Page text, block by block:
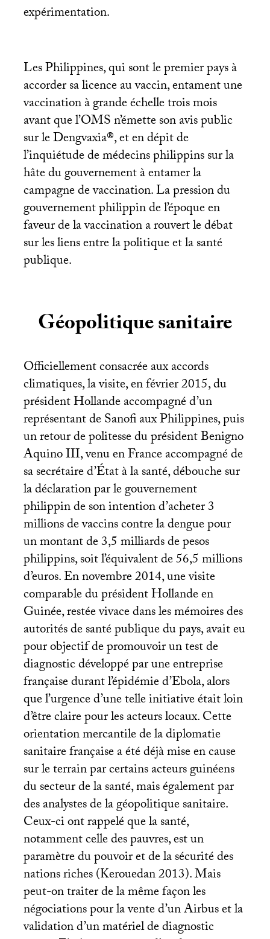
expérimentation.
Les Philippines, qui sont le premier pays à
accorder sa licence au vaccin, entament une
vaccination à grande échelle trois mois
avant que l’OMSn’émette son avis public
sur le Dengvaxia®, et en dépit de
l’inquiétude de médecins philippins sur la
hâte du gouvernement à entamer la
campagne de vaccination. La pression du
gouvernement philippin de l’époque en
faveur de la vaccination a rouvert le débat
sur les liens entre la politique et la santé
publique.
Géopolitique sanitaire
Officiellement consacrée aux accords
climatiques, la visite, en février 2015, du
président Hollande accompagné d’un
représentant de Sanofi aux Philippines, puis
un retour de politesse du président Benigno
AquinoIII, venu en France accompagné de
sa secrétaire d’État à la santé, débouche sur
la déclaration par le gouvernement
philippin de son intention d’acheter 3
millions de vaccins contre la dengue pour
un montant de 3,5 milliards de pesos
philippins, soit l’équivalent de 56,5 millions
d’euros. En novembre 2014, une visite
comparable du président Hollande en
Guinée, restée vivace dans les mémoires des
autorités de santé publique du pays, avait eu
pour objectif de promouvoir un test de
diagnostic développé par une entreprise
française durant l’épidémie d’Ebola, alors
que l’urgence d’une telle initiative était loin
d’être claire pour les acteurs locaux. Cette
orientation mercantile de la diplomatie
sanitaire française a été déjà mise en cause
sur le terrain par certains acteurs guinéens
du secteur de la santé, mais également par
des analystes de la géopolitique sanitaire.
Ceux-ci ont rappelé que la santé,
notamment celle des pauvres, est un
paramètre du pouvoir et de la sécurité des
nations riches (Kerouedan 2013). Mais
peut-on traiter de la même façon les
négociations pour la vente d’un Airbus et la
validation d’un matériel de diagnostic